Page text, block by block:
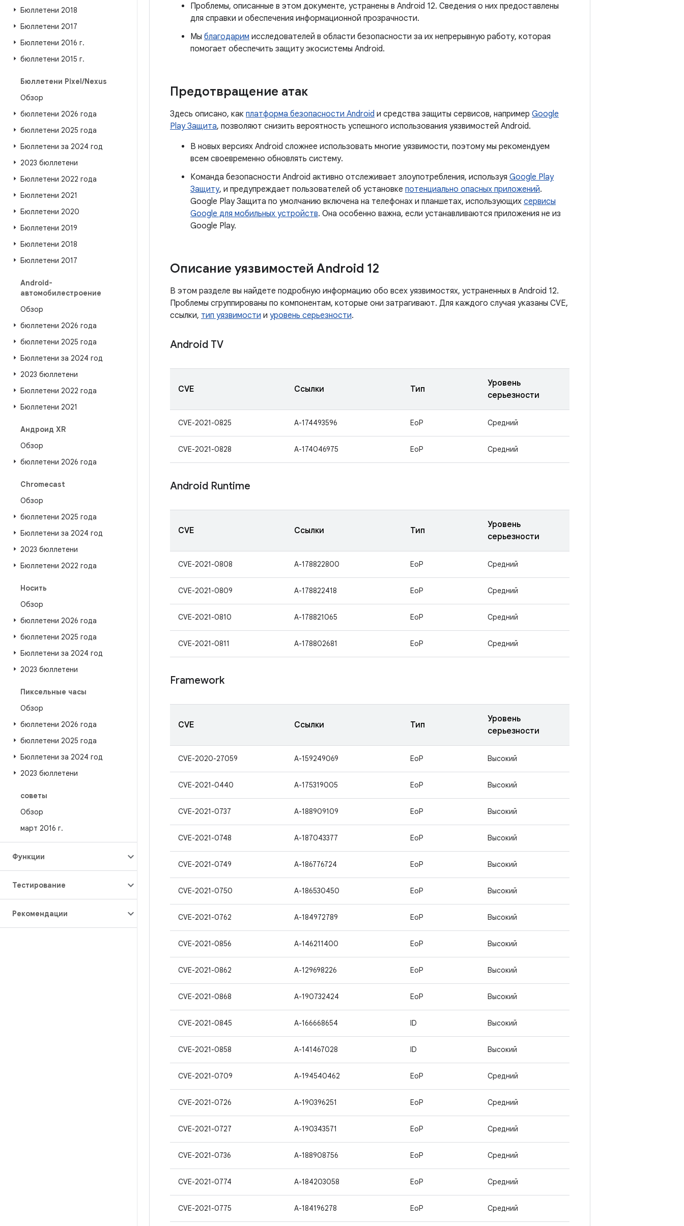
Бюллетени 2018
Бюллетени 2017
Бюллетени 2016 г.
бюллетени 2015 г.
Бюллетени Pixel/Nexus
Обзор
бюллетени 2026 года
бюллетени 2025 года
Бюллетени за 2024 год
2023 бюллетени
Бюллетени 2022 года
Бюллетени 2021
Бюллетени 2020
Бюллетени 2019
Бюллетени 2018
Бюллетени 2017
Android-
автомобилестроение
Обзор
бюллетени 2026 года
бюллетени 2025 года
Бюллетени за 2024 год
2023 бюллетени
Бюллетени 2022 года
Бюллетени 2021
Андроид XR
Обзор
бюллетени 2026 года
Chromecast
Обзор
бюллетени 2025 года
Бюллетени за 2024 год
2023 бюллетени
Бюллетени 2022 года
Носить
Обзор
бюллетени 2026 года
бюллетени 2025 года
Бюллетени за 2024 год
2023 бюллетени
Пиксельные часы
Обзор
бюллетени 2026 года
бюллетени 2025 года
Бюллетени за 2024 год
2023 бюллетени
советы
Обзор
март 2016 г.
Функции
Тестирование
Рекомендации
Проблемы, описанные в этом документе, устранены в Android 12. Сведения о них предоставлены
для справки и обеспечения информационной прозрачности.
Мы благодарим исследователей в области безопасности за их непрерывную работу, которая
помогает обеспечить защиту экосистемы Android.
Предотвращение атак
Здесь описано, как платформа безопасности Android и средства защиты сервисов, например Google
Play Защита, позволяют снизить вероятность успешного использования уязвимостей Android.
В новых версиях Android сложнее использовать многие уязвимости, поэтому мы рекомендуем
всем своевременно обновлять систему.
Команда безопасности Android активно отслеживает злоупотребления, используя Google Play
Защиту, и предупреждает пользователей об установке потенциально опасных приложений.
Google Play Защита по умолчанию включена на телефонах и планшетах, использующих сервисы
Google для мобильных устройств. Она особенно важна, если устанавливаются приложения не из
Google Play.
Описание уязвимостей Android 12
В этом разделе вы найдете подробную информацию обо всех уязвимостях, устраненных в Android 12.
Проблемы сгруппированы по компонентам, которые они затрагивают. Для каждого случая указаны CVE,
ссылки, тип уязвимости и уровень серьезности.
Android TV
CVE Ссылки Тип
Уровень
серьезности
CVE-2021-0825 A-174493596 EoP Средний
CVE-2021-0828 A-174046975 EoP Средний
Android Runtime
CVE Ссылки Тип
Уровень
серьезности
CVE-2021-0808 A-178822800 EoP Средний
CVE-2021-0809 A-178822418 EoP Средний
CVE-2021-0810 A-178821065 EoP Средний
CVE-2021-0811 A-178802681 EoP Средний
Framework
CVE Ссылки Тип
Уровень
серьезности
CVE-2020-27059 A-159249069 EoP Высокий
CVE-2021-0440 A-175319005 EoP Высокий
CVE-2021-0737 A-188909109 EoP Высокий
CVE-2021-0748 A-187043377 EoP Высокий
CVE-2021-0749 A-186776724 EoP Высокий
CVE-2021-0750 A-186530450 EoP Высокий
CVE-2021-0762 A-184972789 EoP Высокий
CVE-2021-0856 A-146211400 EoP Высокий
CVE-2021-0862 A-129698226 EoP Высокий
CVE-2021-0868 A-190732424 EoP Высокий
CVE-2021-0845 A-166668654 ID Высокий
CVE-2021-0858 A-141467028 ID Высокий
CVE-2021-0709 A-194540462 EoP Средний
CVE-2021-0726 A-190396251 EoP Средний
CVE-2021-0727 A-190343571 EoP Средний
CVE-2021-0736 A-188908756 EoP Средний
CVE-2021-0774 A-184203058 EoP Средний
CVE-2021-0775 A-184196278 EoP Средний